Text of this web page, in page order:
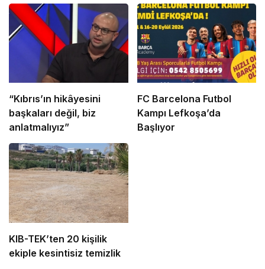
“Kıbrıs’ın hikâyesini
başkaları değil, biz
anlatmalıyız”
FC Barcelona Futbol
Kampı Lefkoşa’da
Başlıyor
KIB-TEK’ten 20 kişilik
ekiple kesintisiz temizlik